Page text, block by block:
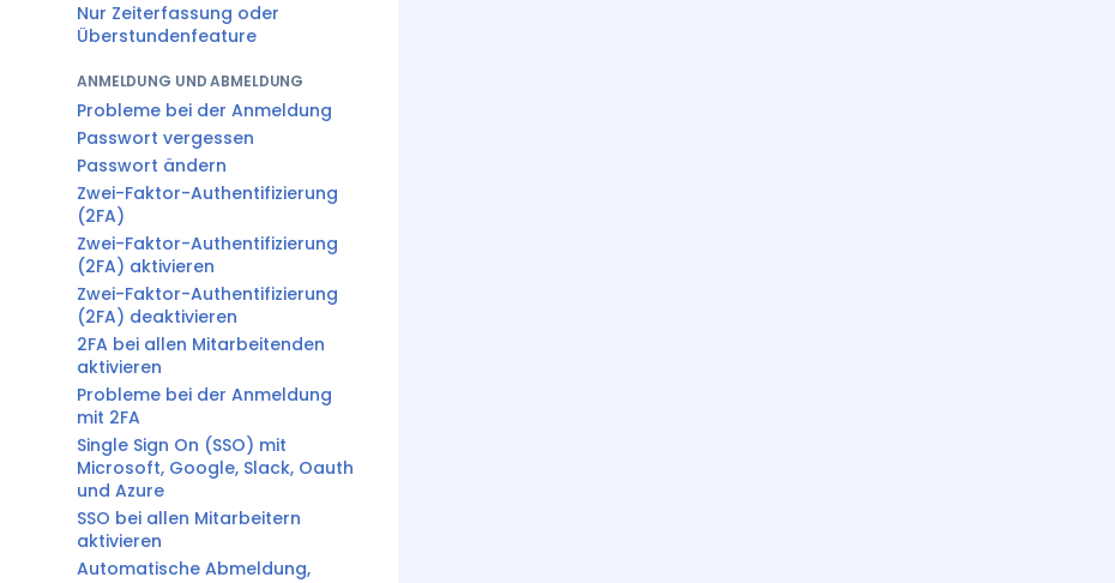
Nur Zeiterfassung oder
Überstundenfeature
ANMELDUNG UND ABMELDUNG
Probleme bei der Anmeldung
Passwort vergessen
Passwort ändern
Zwei-Faktor-Authentifizierung
(2FA)
Zwei-Faktor-Authentifizierung
(2FA) aktivieren
Zwei-Faktor-Authentifizierung
(2FA) deaktivieren
2FA bei allen Mitarbeitenden
aktivieren
Probleme bei der Anmeldung
mit 2FA
Single Sign On (SSO) mit
Microsoft, Google, Slack, Oauth
und Azure
SSO bei allen Mitarbeitern
aktivieren
Automatische Abmeldung,